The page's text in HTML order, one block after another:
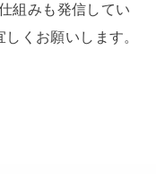
組みも発信してい
くお願いします。